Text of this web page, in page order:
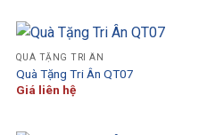
QUÀ TẶNG TRI ÂN
Quà Tặng Tri Ân QT07
Giá liên hệ